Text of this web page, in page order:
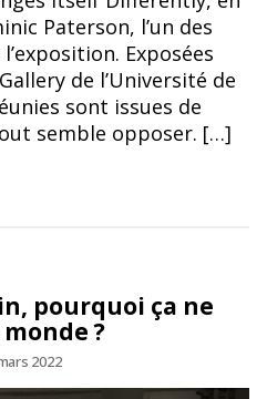
Paterson, l’un des
Exposées
de l’Université de
sont issues de
semble opposer. […]
pourquoi ça ne
?
2022